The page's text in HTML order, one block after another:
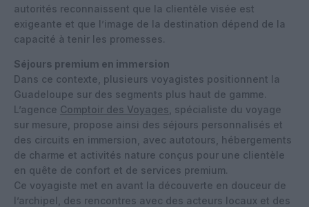
autorités reconnaissent que la clientèle visée est
exigeante et que l’image de la destination dépend de la
capacité à tenir les promesses.
Séjours premium en immersion
Dans ce contexte, plusieurs voyagistes positionnent la
Guadeloupe sur des segments plus haut de gamme.
L’agence Comptoir des Voyages , spécialiste du voyage
sur mesure, propose ainsi des séjours personnalisés et
des circuits en immersion, avec autotours, hébergements
de charme et activités nature conçus pour une clientèle
en quête de confort et de services premium.
Ce voyagiste met en avant la découverte en douceur de
l’archipel, des rencontres avec des acteurs locaux et des